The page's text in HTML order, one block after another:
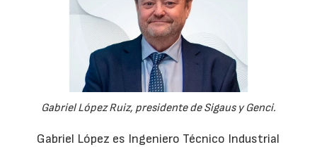
Gabriel López Ruiz, presidente de Sigaus y Genci.
Gabriel López es Ingeniero Técnico Industrial